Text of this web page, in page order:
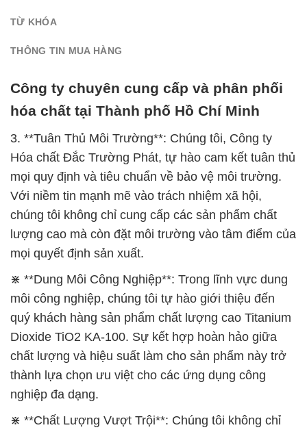
TỪ KHÓA
THÔNG TIN MUA HÀNG
Công ty chuyên cung cấp và phân phối
hóa chất tại Thành phố Hồ Chí Minh
3. **Tuân Thủ Môi Trường**: Chúng tôi, Công ty
Hóa chất Đắc Trường Phát, tự hào cam kết tuân thủ
mọi quy định và tiêu chuẩn về bảo vệ môi trường.
Với niềm tin mạnh mẽ vào trách nhiệm xã hội,
chúng tôi không chỉ cung cấp các sản phẩm chất
lượng cao mà còn đặt môi trường vào tâm điểm của
mọi quyết định sản xuất.
⋇ **Dung Môi Công Nghiệp**: Trong lĩnh vực dung
môi công nghiệp, chúng tôi tự hào giới thiệu đến
quý khách hàng sản phẩm chất lượng cao Titanium
Dioxide TiO2 KA-100. Sự kết hợp hoàn hảo giữa
chất lượng và hiệu suất làm cho sản phẩm này trở
thành lựa chọn ưu việt cho các ứng dụng công
nghiệp đa dạng.
⋇ **Chất Lượng Vượt Trội**: Chúng tôi không chỉ